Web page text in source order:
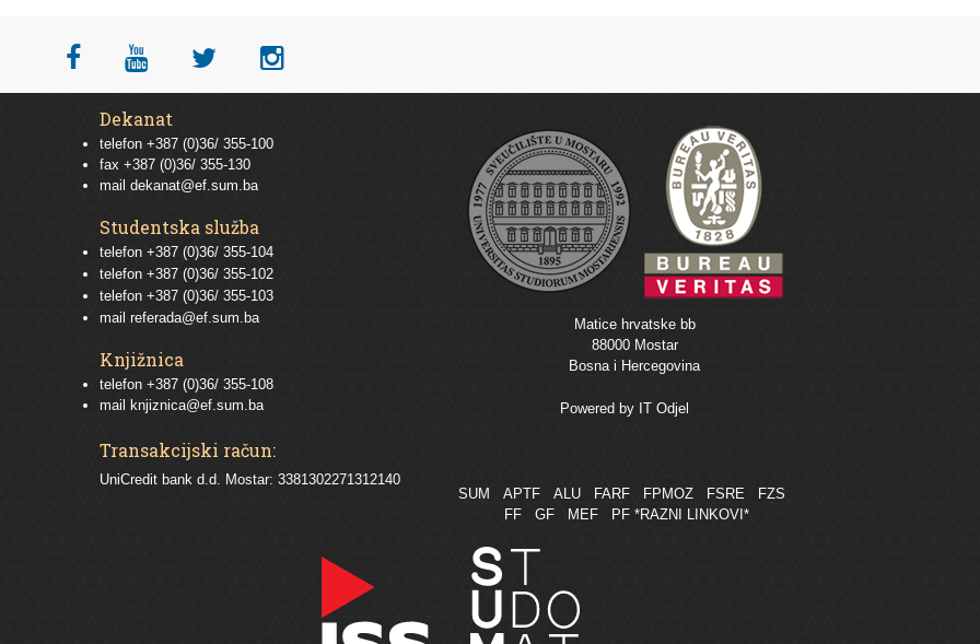
Dekanat
telefon +387 (0)36/ 355-100
fax +387 (0)36/ 355-130
mail dekanat@ef.sum.ba
Studentska služba
telefon +387 (0)36/ 355-104
telefon +387 (0)36/ 355-102
telefon +387 (0)36/ 355-103
mail referada@ef.sum.ba
Knjižnica
telefon +387 (0)36/ 355-108
mail
knjiznica@ef.sum.ba
Transakcijski račun:
UniCredit bank d.d. Mostar: 3381302271312140
Matice hrvatske bb
88000 Mostar
Bosna i Hercegovina
Powered by IT Odjel
SUM APTF ALU FARF FPMOZ FSRE
FZS
FF
GF MEF PF *RAZNI LINKOVI*